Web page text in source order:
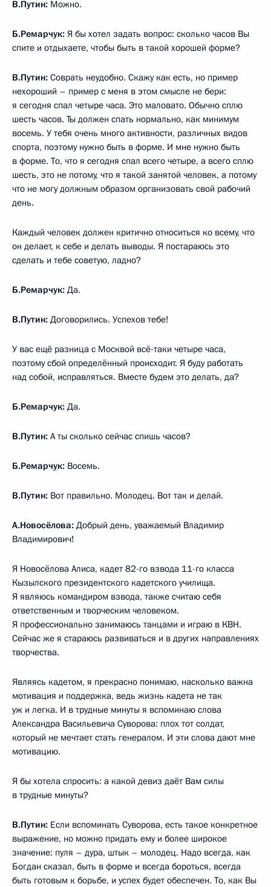
В.Путин: Можно.
Б.Ремарчук: Я бы хотел задать вопрос: сколько часов Вы
спите и отдыхаете, чтобы быть в такой хорошей форме?
В.Путин: Соврать неудобно. Скажу как есть, но пример
нехороший – пример с меня в этом смысле не бери:
я сегодня спал четыре часа. Это маловато. Обычно сплю
шесть часов. Ты должен спать нормально, как минимум
восемь. У тебя очень много активности, различных видов
спорта, поэтому нужно быть в форме. И мне нужно быть
в форме. То, что я сегодня спал всего четыре, а всего сплю
шесть, это не потому, что я такой занятой человек, а потому
что не могу должным образом организовать свой рабочий
день.
Каждый человек должен критично относиться ко всему, что
он делает, к себе и делать выводы. Я постараюсь это
сделать и тебе советую, ладно?
Б.Ремарчук: Да.
В.Путин: Договорились. Успехов тебе!
У вас ещё разница с Москвой всё-таки четыре часа,
поэтому сбой определённый происходит. Я буду работать
над собой, исправляться. Вместе будем это делать, да?
Б.Ремарчук: Да.
В.Путин: А ты сколько сейчас спишь часов?
Б.Ремарчук: Восемь.
В.Путин: Вот правильно. Молодец. Вот так и делай.
А.Новосёлова: Добрый день, уважаемый Владимир
Владимирович!
Я Новосёлова Алиса, кадет 82-го взвода 11-го класса
Кызылского президентского кадетского училища.
Я являюсь командиром взвода, также считаю себя
ответственным и творческим человеком.
Я профессионально занимаюсь танцами и играю в КВН.
Сейчас же я стараюсь развиваться и в других направлениях
творчества.
Являясь кадетом, я прекрасно понимаю, насколько важна
мотивация и поддержка, ведь жизнь кадета не так
уж и легка. И в трудные минуты я вспоминаю слова
Александра Васильевича Суворова: плох тот солдат,
который не мечтает стать генералом. И эти слова дают мне
мотивацию.
Я бы хотела спросить: а какой девиз даёт Вам силы
в трудные минуты?
В.Путин: Если вспоминать Суворова, есть такое конкретное
выражение, но можно придать ему и более широкое
значение: пуля – дура, штык – молодец. Надо всегда, как
Богдан сказал, быть в форме и всегда бороться, всегда
быть готовым к борьбе, и успех будет обеспечен. То, как Вы